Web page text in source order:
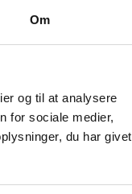
Om
og til at analysere
for sociale medier,
du har givet